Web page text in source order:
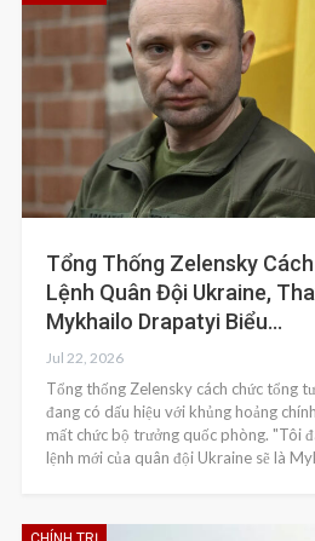
Tổng Thống Zelensky
Lệnh Quân Đội Ukraine,
Mykhailo Drapatyi Biểu…
Jul 22, 2026
Tổng thống Zelensky cách chức tổng
đang có dấu hiệu với khủng hoảng
mất chức bộ trưởng quốc phòng. "Tôi
lệnh mới của quân đội Ukraine sẽ là